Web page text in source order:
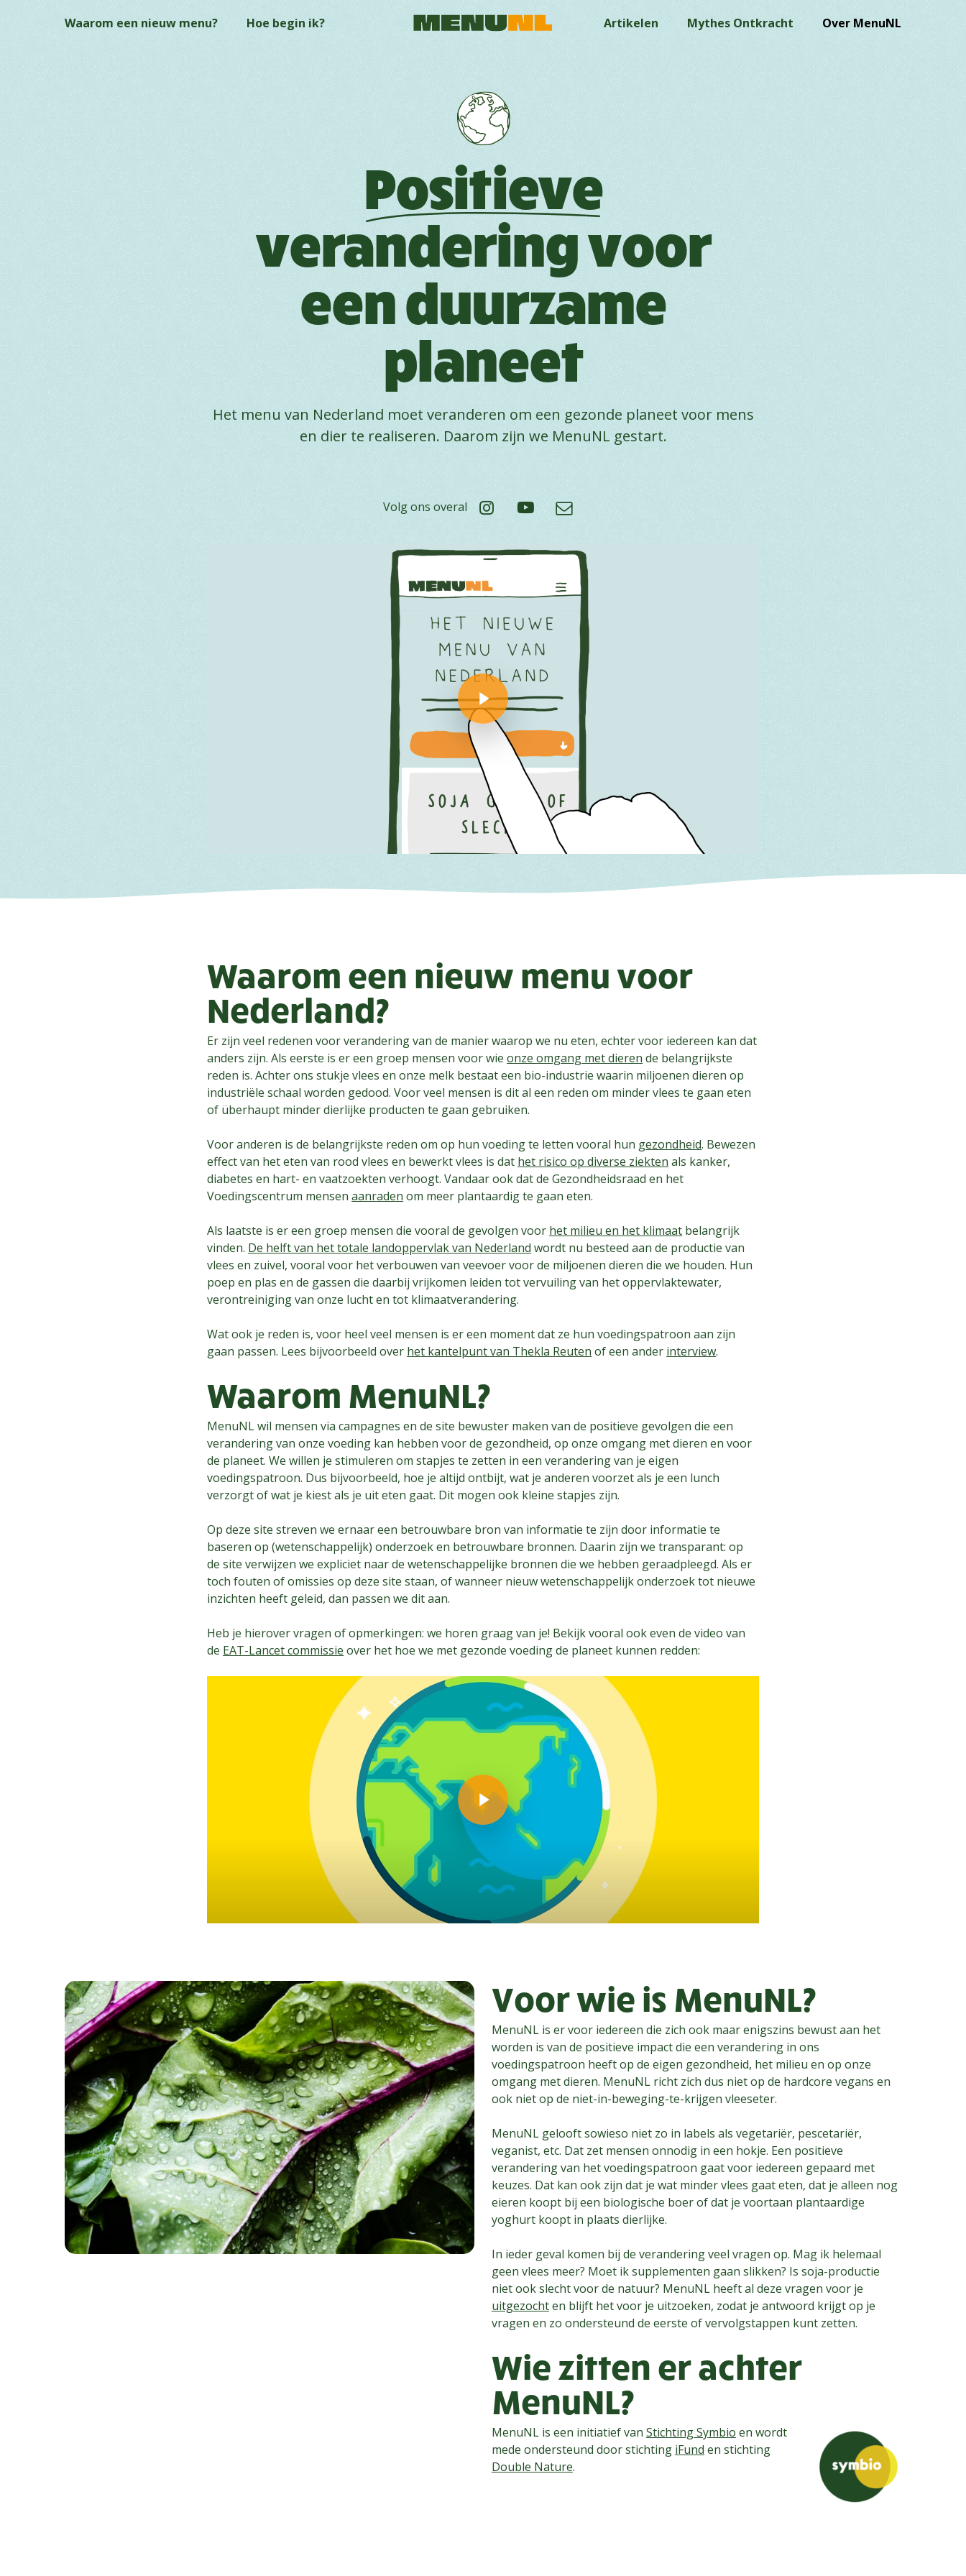
Waarom een nieuw menu? Hoe begin ik? Artikelen Mythes Ontkracht Over MenuNL
Positieve
verandering voor
een duurzame
planeet
Het menu van Nederland moet veranderen om een gezonde planeet voor mens
en dier te realiseren. Daarom zijn we MenuNL gestart.
Volg ons overal
Play Video
Waarom een nieuw menu voor
Nederland?
Er zijn veel redenen voor verandering van de manier waarop we nu eten, echter voor iedereen kan dat
anders zijn. Als eerste is er een groep mensen voor wieonze omgang met dieren de belangrijkste
reden is. Achter ons stukje vlees en onze melk bestaat een bio-industrie waarin miljoenen dieren op
industriële schaal worden gedood. Voor veel mensen is dit al een reden om minder vlees te gaan eten
of überhaupt minder dierlijke producten te gaan gebruiken.
Voor anderen is de belangrijkste reden om op hun voeding te letten vooral hun gezondheid. Bewezen
effect van het eten van rood vlees en bewerkt vlees is dat het risico op diverse ziekten als kanker,
diabetes en hart- en vaatzoekten verhoogt. Vandaar ook dat de Gezondheidsraad en het
Voedingscentrum mensenaanraden om meer plantaardig te gaan eten.
Als laatste is er een groep mensen die vooral de gevolgen voor het milieu en het klimaat belangrijk
vinden. De helft van het totale landoppervlak van Nederland wordt nu besteed aan de productie van
vlees en zuivel, vooral voor het verbouwen van veevoer voor de miljoenen dieren die we houden. Hun
poep en plas en de gassen die daarbij vrijkomen leiden tot vervuiling van het oppervlaktewater,
verontreiniging van onze lucht en tot klimaatverandering.
Wat ook je reden is, voor heel veel mensen is er een moment dat ze hun voedingspatroon aan zijn
gaan passen. Lees bijvoorbeeld over het kantelpunt van Thekla Reuten of een ander interview.
Waarom MenuNL?
MenuNL wil mensen via campagnes en de site bewuster maken van de positieve gevolgen die een
verandering van onze voeding kan hebben voor de gezondheid, op onze omgang met dieren en voor
de planeet. We willen je stimuleren om stapjes te zetten in een verandering van je eigen
voedingspatroon. Dus bijvoorbeeld, hoe je altijd ontbijt, wat je anderen voorzet als je een lunch
verzorgt of wat je kiest als je uit eten gaat. Dit mogen ook kleine stapjes zijn.
Op deze site streven we ernaar een betrouwbare bron van informatie te zijn door informatie te
baseren op (wetenschappelijk) onderzoek en betrouwbare bronnen. Daarin zijn we transparant: op
de site verwijzen we expliciet naar de wetenschappelijke bronnen die we hebben geraadpleegd. Als er
toch fouten of omissies op deze site staan, of wanneer nieuw wetenschappelijk onderzoek tot nieuwe
inzichten heeft geleid, dan passen we dit aan.
Heb je hierover vragen of opmerkingen: we horen graag van je! Bekijk vooral ook even de video van
de EAT-Lancet commissie over het hoe we met gezonde voeding de planeet kunnen redden:
Play Video
Play Video
Voor wie is MenuNL?
MenuNL is er voor iedereen die zich ook maar enigszins bewust aan het
worden is van de positieve impact die een verandering in ons
voedingspatroon heeft op de eigen gezondheid, het milieu en op onze
omgang met dieren. MenuNL richt zich dus niet op de hardcore vegans en
ook niet op de niet-in-beweging-te-krijgen vleeseter.
MenuNL gelooft sowieso niet zo in labels als vegetariër, pescetariër,
veganist, etc. Dat zet mensen onnodig in een hokje. Een positieve
verandering van het voedingspatroon gaat voor iedereen gepaard met
keuzes. Dat kan ook zijn dat je wat minder vlees gaat eten, dat je alleen nog
eieren koopt bij een biologische boer of dat je voortaan plantaardige
yoghurt koopt in plaats dierlijke.
In ieder geval komen bij de verandering veel vragen op. Mag ik helemaal
geen vlees meer? Moet ik supplementen gaan slikken? Is soja-productie
niet ook slecht voor de natuur? MenuNL heeft al deze vragen voor je
uitgezochten blijft het voor je uitzoeken, zodat je antwoord krijgt op je
vragen en zo ondersteund de eerste of vervolgstappen kunt zetten.
Wie zitten er achter
MenuNL?
MenuNL is een initiatief van Stichting Symbio en wordt
mede ondersteund door stichting iFund en stichting
Double Nature.